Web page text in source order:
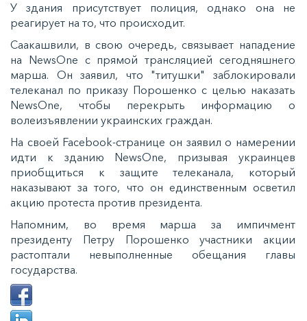
У здания присутствует полиция, однако она не
реагирует на то, что происходит.
Саакашвили, в свою очередь, связывает нападение
на NewsOne с прямой трансляцией сегодняшнего
марша. Он заявил, что "титушки" заблокировали
телеканал по приказу Порошенко с целью наказать
NewsOne, чтобы перекрыть информацию о
волеизъявлении украинских граждан.
На своей Facebook-странице он заявил о намерении
идти к зданию NewsOne, призывая украинцев
приобщиться к защите телеканала, который
наказывают за того, что он единственным осветил
акцию протеста против президента.
Напомним, во время марша за импичмент
президенту Петру Порошенко участники акции
растоптали невыполненные обещания главы
государства.